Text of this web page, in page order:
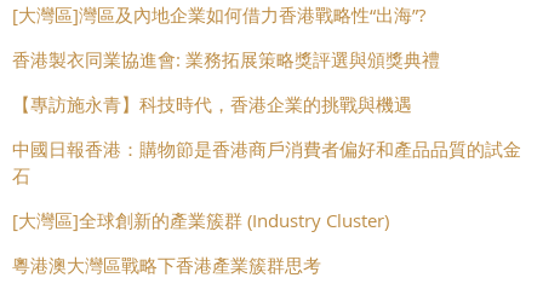
[大灣區]灣區及內地企業如何借力香港戰略性“出海”?
香港製衣同業協進會: 業務拓展策略獎評選與頒獎典禮
【專訪施永青】科技時代，香港企業的挑戰與機遇
中國日報香港：購物節是香港商戶消費者偏好和產品品質的試金
石
[大灣區]全球創新的產業簇群 (Industry Cluster)
粵港澳大灣區戰略下香港產業簇群思考